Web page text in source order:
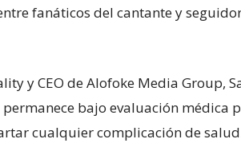
fanáticos del cantante y
y CEO deAlofoke Media Group,
bajo evaluación médica
cualquier complicación de